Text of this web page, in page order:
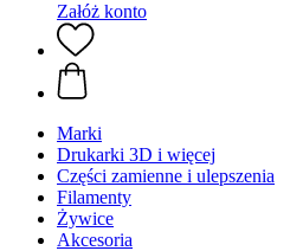
Załóż konto
Marki
Drukarki 3D i więcej
Części zamienne i ulepszenia
Filamenty
Żywice
Akcesoria